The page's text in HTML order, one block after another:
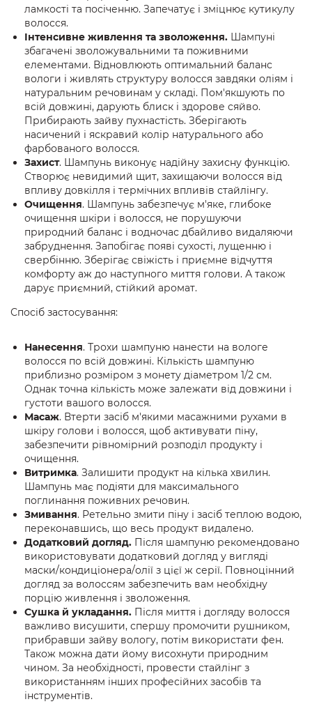
ламкості та посіченню. Запечатує і зміцнює кутикулу
волосся.
Інтенсивне живлення та зволоження. Шампуні
збагачені зволожувальними та поживними
елементами. Відновлюють оптимальний баланс
вологи і живлять структуру волосся завдяки оліям і
натуральним речовинам у складі. Пом'якшують по
всій довжині, дарують блиск і здорове сяйво.
Прибирають зайву пухнастість. Зберігають
насичений і яскравий колір натурального або
фарбованого волосся.
Захист. Шампунь виконує надійну захисну функцію.
Створює невидимий щит, захищаючи волосся від
впливу довкілля і термічних впливів стайлінгу.
Очищення. Шампунь забезпечує м'яке, глибоке
очищення шкіри і волосся, не порушуючи
природний баланс і водночас дбайливо видаляючи
забруднення. Запобігає появі сухості, лущенню і
свербінню. Зберігає свіжість і приємне відчуття
комфорту аж до наступного миття голови. А також
дарує приємний, стійкий аромат.
Спосіб застосування:
Нанесення. Трохи шампуню нанести на вологе
волосся по всій довжині. Кількість шампуню
приблизно розміром з монету діаметром 1/2 см.
Однак точна кількість може залежати від довжини і
густоти вашого волосся.
Масаж. Втерти засіб м'якими масажними рухами в
шкіру голови і волосся, щоб активувати піну,
забезпечити рівномірний розподіл продукту і
очищення.
Витримка. Залишити продукт на кілька хвилин.
Шампунь має подіяти для максимального
поглинання поживних речовин.
Змивання. Ретельно змити піну і засіб теплою водою,
переконавшись, що весь продукт видалено.
Додатковий догляд. Після шампуню рекомендовано
використовувати додатковий догляд у вигляді
маски/кондиціонера/олії з цієї ж серії. Повноцінний
догляд за волоссям забезпечить вам необхідну
порцію живлення і зволоження.
Сушка й укладання. Після миття і догляду волосся
важливо висушити, спершу промочити рушником,
прибравши зайву вологу, потім використати фен.
Також можна дати йому висохнути природним
чином. За необхідності, провести стайлінг з
використанням інших професійних засобів та
інструментів.